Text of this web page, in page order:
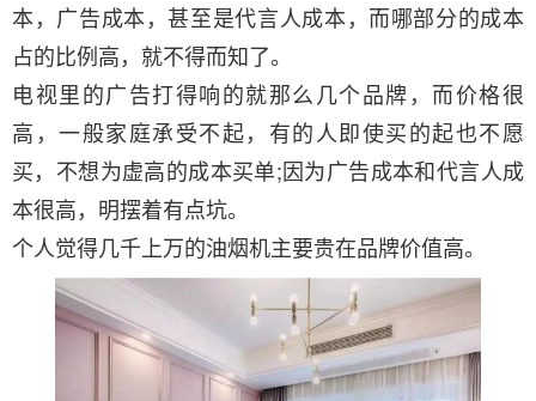
本，广告成本，甚至是代言人成本，而哪部分的成本
占的比例高，就不得而知了。
电视里的广告打得响的就那么几个品牌，而价格很
高，一般家庭承受不起，有的人即使买的起也不愿
买，不想为虚高的成本买单;因为广告成本和代言人成
本很高，明摆着有点坑。
个人觉得几千上万的油烟机主要贵在品牌价值高。